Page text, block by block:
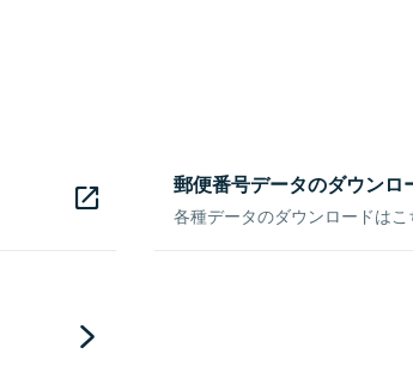
郵便番号データのダウンロ
各種データのダウンロードは